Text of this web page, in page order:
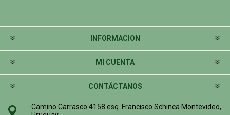
INFORMACION
MI CUENTA
CONTÁCTANOS
Camino Carrasco 4158 esq. Francisco Schinca Montevideo,